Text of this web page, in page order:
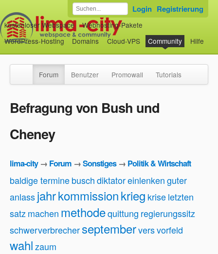
kostenloser Webspace
Webhosting-Pakete
WordPress-Hosting
Domains Cloud-VPS Community Hilfe
Login Registrierung
Forum Benutzer Promowall Tutorials
Befragung von Bush und
Cheney
lima-city→ Forum →Sonstiges→ Politik & Wirtschaft
baldige terminebuschdiktatoreinlenkenguter
anlassjahrkommissionkrieg kriseletzten
satz machen methodequittung regierungssitz
schwerverbrecherseptemberversvorfeld
wahlzaum